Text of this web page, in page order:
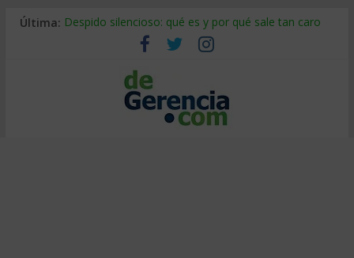
Última: Despido silencioso: qué es y por qué sale tan caro
La economía de Venezuela después del terremoto
Los 8 pasos de Kotter: liderar el cambio sin fracasar
Gestión de proyectos con IA: qué cambia en el oficio
IA y creatividad: cómo evitar que todos piensen igual